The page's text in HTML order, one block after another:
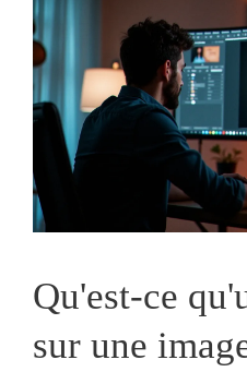
Qu'est-ce
sur une